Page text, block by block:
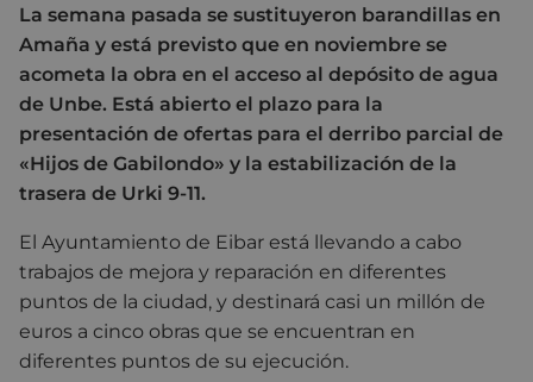
La semana pasada se sustituyeron barandillas en
Amaña y está previsto que en noviembre se
acometa la obra en el acceso al depósito de agua
de Unbe. Está abierto el plazo para la
presentación de ofertas para el derribo parcial de
«Hijos de Gabilondo» y la estabilización de la
trasera de Urki 9-11.
El Ayuntamiento de Eibar está llevando a cabo
trabajos de mejora y reparación en diferentes
puntos de la ciudad, y destinará casi un millón de
euros a cinco obras que se encuentran en
diferentes puntos de su ejecución.